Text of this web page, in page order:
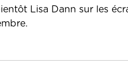
Lisa Dann sur les